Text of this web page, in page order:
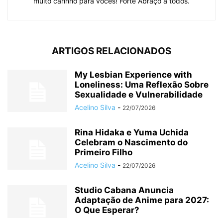
ARTIGOS RELACIONADOS
My Lesbian Experience with
Loneliness: Uma Reflexão Sobre
Sexualidade e Vulnerabilidade
Acelino Silva - 22/07/2026
Rina Hidaka e Yuma Uchida
Celebram o Nascimento do
Primeiro Filho
Acelino Silva - 22/07/2026
Studio Cabana Anuncia
Adaptação de Anime para 2027:
O Que Esperar?